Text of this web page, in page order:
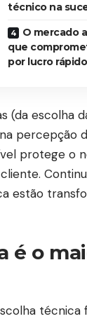
técnico na
O mercado
que
por lucro rápido
(da escolha
percepção
protege o
estão
é o